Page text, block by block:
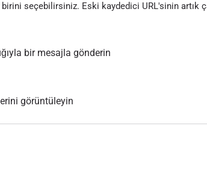
seçebilirsiniz. Eski kaydedici URL'sinin artık
bir mesajla gönderin
görüntüleyin